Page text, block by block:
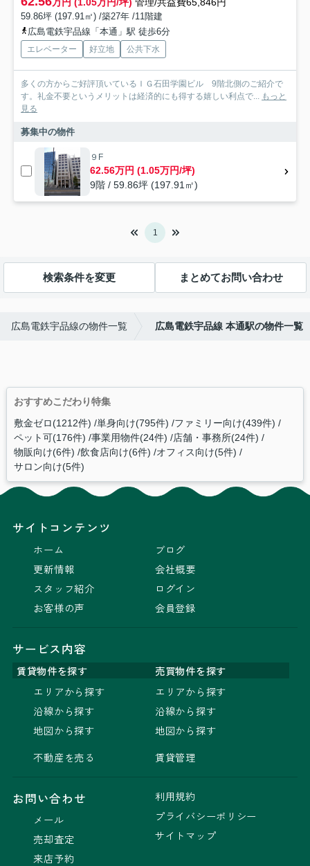
59.86坪 (197.91㎡) /築27年 /11階建
広島電鉄宇品線「本通」駅 徒歩6分
エレベーター 好立地 公共下水
多くの方からご好評頂いているＩＧ石田学園ビル 9階北側のご紹介で
す。礼金不要というメリットは経済的にも得する嬉しい利点で... もっと
見る
募集中の物件
９F
62.56万円 (1.05万円/坪)
9階 / 59.86坪 (197.91㎡)
1
検索条件を変更 まとめてお問い合わせ
広島電鉄宇品線の物件一覧 広島電鉄宇品線 本通駅の物件一覧
おすすめこだわり特集
敷金ゼロ(1212件) 単身向け(795件) ファミリー向け(439件)
ペット可(176件) 事業用物件(24件) 店舗・事務所(24件)
物販向け(6件) 飲食店向け(6件) オフィス向け(5件)
サロン向け(5件)
サイトコンテンツ
ホーム
更新情報
スタッフ紹介
お客様の声
ブログ
会社概要
ログイン
会員登録
サービス内容
賃貸物件を探す
売買物件を探す
エリアから探す
沿線から探す
地図から探す
不動産を売る
エリアから探す
沿線から探す
地図から探す
賃貸管理
お問い合わせ
メール
売却査定
来店予約
利用規約
プライバシーポリシー
サイトマップ